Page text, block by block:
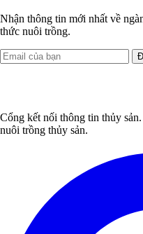
Nhận thông tin mới nhất về
thức nuôi trồng.
Cổng kết nối thông tin thủy
nuôi trồng thủy sản.